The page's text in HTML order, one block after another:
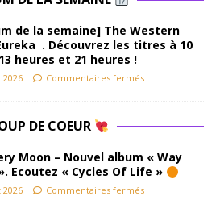
de la semaine] The Western
. Découvrez les titres à 10
heures et 21 heures !
Commentaires fermés
DE COEUR
Moon – Nouvel album « Way
Ecoutez « Cycles Of Life »
Commentaires fermés